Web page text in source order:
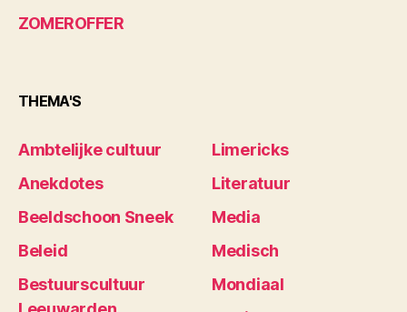
ZOMEROFFER
THEMA'S
Ambtelijke cultuur
Anekdotes
Beeldschoon Sneek
Beleid
Bestuurscultuur
Limericks
Literatuur
Media
Medisch
Mondiaal